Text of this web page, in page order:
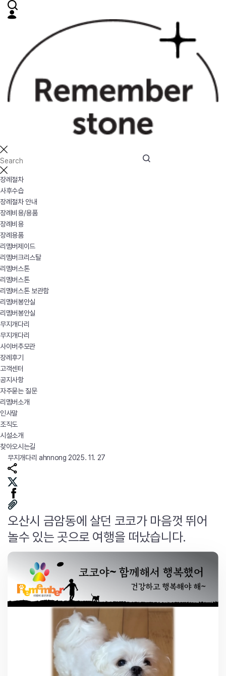
장례절차
사후수습
장례절차 안내
장례비용/용품
장례비용
장례용품
리멤버제이드
리멤버크리스탈
리멤버스톤
리멤버스톤
리멤버스톤 보관함
리멤버봉안실
리멤버봉안실
무지개다리
무지개다리
사이버추모관
장례후기
고객센터
공지사항
자주묻는 질문
리멤버소개
인사말
조직도
시설소개
찾아오시는길
무지개다리 ahnnong 2025. 11. 27
오산시 금암동에 살던 코코가 마음껏 뛰어
놀수 있는 곳으로 여행을 떠났습니다.